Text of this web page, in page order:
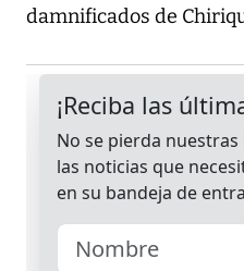
damnificados de